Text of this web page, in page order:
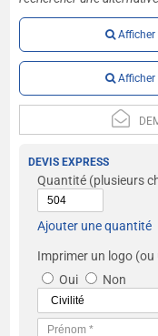
Afficher
Afficher
DEVIS EXPRESS
Quantité (plusieurs
Ajouter une quantité
Imprimer un logo
Oui
Non